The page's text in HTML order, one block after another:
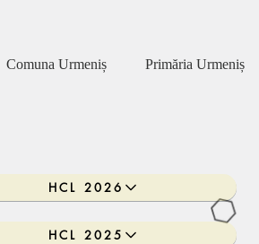
Comuna Urmeniș Primăria Urmeniș
HCL 2026
HCL 2025